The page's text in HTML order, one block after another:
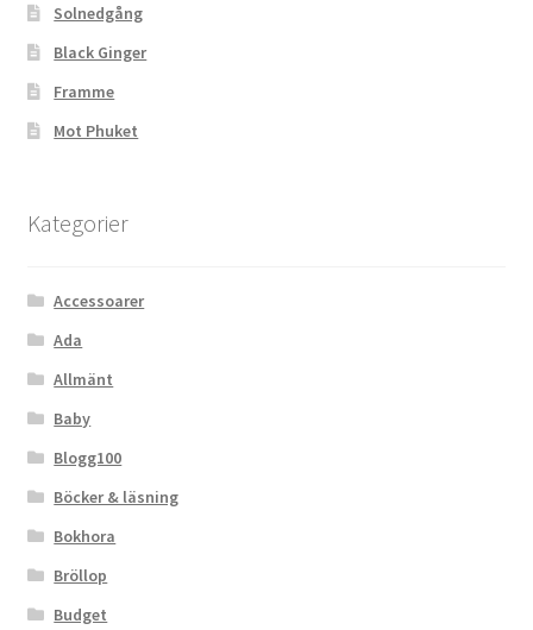
Solnedgång
Black Ginger
Framme
Mot Phuket
Kategorier
Accessoarer
Ada
Allmänt
Baby
Blogg100
Böcker & läsning
Bokhora
Bröllop
Budget